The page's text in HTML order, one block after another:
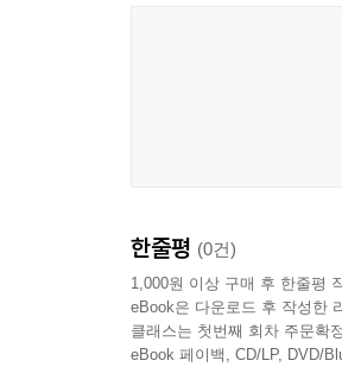
한줄평 (0건)
1,000원 이상 구매 후 한줄평
eBook은 다운로드 후 작성한
클래스는 첫번째 회차 주문확
eBook 페이백, CD/LP, DVD/